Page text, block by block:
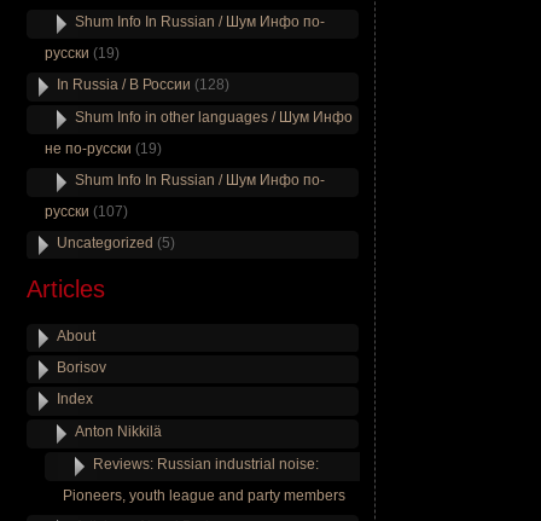
Shum Info In Russian / Шум Инфо по-
русски (19)
In Russia / В России (128)
Shum Info in other languages / Шум Инфо
не по-русски (19)
Shum Info In Russian / Шум Инфо по-
русски (107)
Uncategorized (5)
Articles
About
Borisov
Index
Anton Nikkilä
Reviews: Russian industrial noise:
Pioneers, youth league and party members